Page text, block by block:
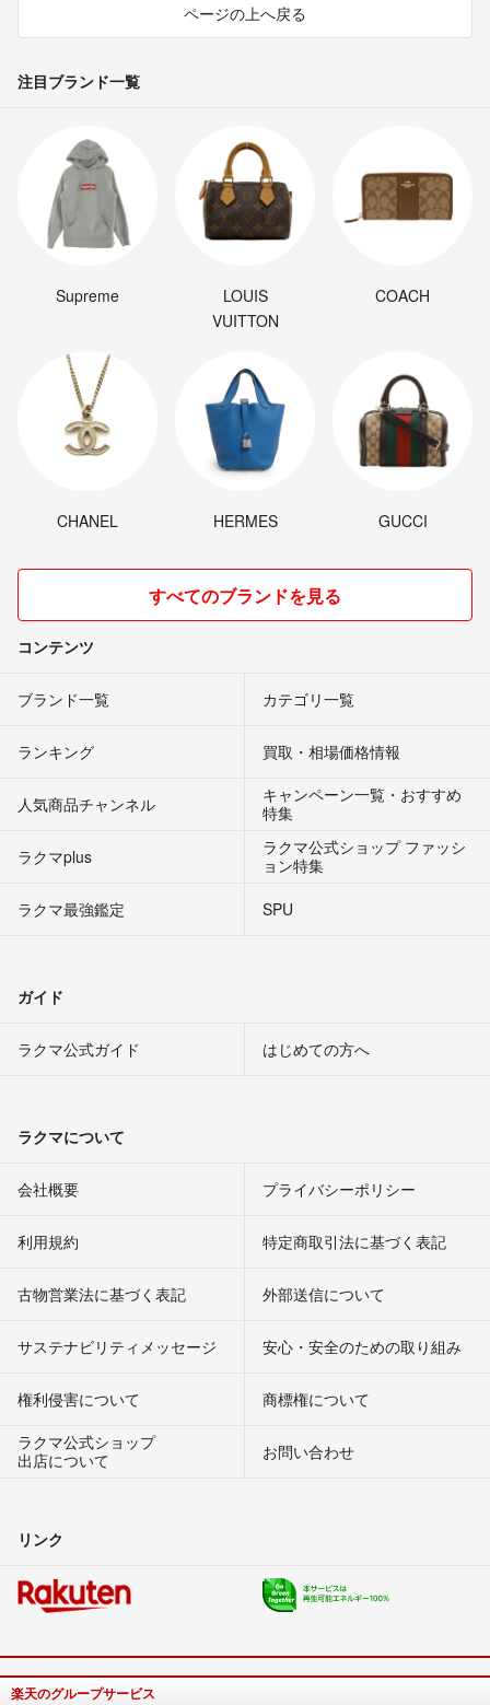
ページの上へ戻る
注目ブランド一覧
Supreme
LOUIS
VUITTON
COACH
CHANEL HERMES GUCCI
すべてのブランドを見る
コンテンツ
ブランド一覧 カテゴリ一覧
ランキング 買取・相場価格情報
人気商品チャンネル
キャンペーン一覧・おすすめ
特集
ラクマplus
ラクマ公式ショップ ファッシ
ョン特集
ラクマ最強鑑定
SPU
ガイド
ラクマ公式ガイド はじめての方へ
ラクマについて
会社概要 プライバシーポリシー
利用規約 特定商取引法に基づく表記
古物営業法に基づく表記 外部送信について
サステナビリティメッセージ 安心・安全のための取り組み
権利侵害について
商標権について
ラクマ公式ショップ
出店について
お問い合わせ
リンク
楽天のグループサービス